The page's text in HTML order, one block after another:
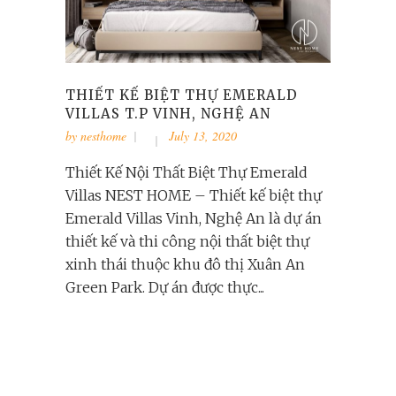
THIẾT KẾ BIỆT THỰ EMERALD
VILLAS T.P VINH, NGHỆ AN
by nesthome July 13, 2020
Thiết Kế Nội Thất Biệt Thự Emerald
Villas NEST HOME – Thiết kế biệt thự
Emerald Villas Vinh, Nghệ An là dự án
thiết kế và thi công nội thất biệt thự
xinh thái thuộc khu đô thị Xuân An
Green Park. Dự án được thực...